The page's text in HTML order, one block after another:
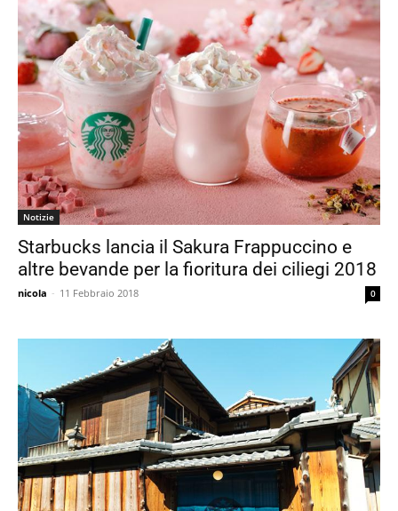
Notizie
Starbucks lancia il Sakura Frappuccino e
altre bevande per la fioritura dei ciliegi 2018
nicola - 11 Febbraio 2018 0